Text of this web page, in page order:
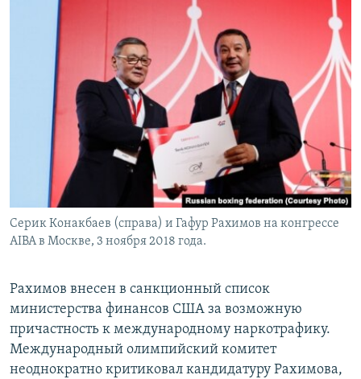
Серик Конакбаев (справа) и Гафур Рахимов на конгрессе
AIBA в Москве, 3 ноября 2018 года.
Рахимов внесен в санкционный список
министерства финансов США за возможную
причастность к международному наркотрафику.
Международный олимпийский комитет
неоднократно критиковал кандидатуру Рахимова,